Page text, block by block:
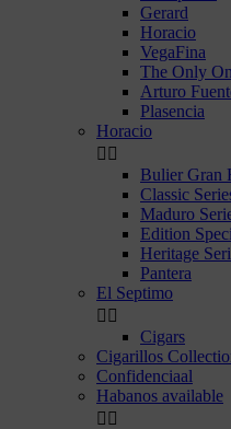
Gerard
Horacio
VegaFina
The Only
Arturo
Plasencia
Horacio
 
Bulier Gran
Classic
Maduro
Edition
Heritage
Pantera
El Septimo
 
Cigars
Cigarillos
Confidenciaal
Habanos available
 